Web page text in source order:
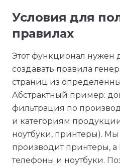
Условия для
правилах
Этот функционал нужен
создавать правила
страниц из
Абстрактный пример:
фильтрация по
и категориям
ноутбуки, принтеры). Мы
производит принтеры, а
телефоны и ноутбуки.